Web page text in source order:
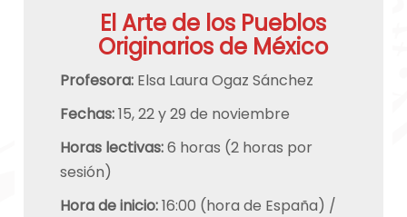
El Arte de los Pueblos
Originarios de México
Profesora: Elsa Laura Ogaz Sánchez
Fechas:15, 22 y 29 de noviembre
Horas lectivas:6 horas (2 horas por
sesión)
Hora de inicio:16:00 (hora de España) /